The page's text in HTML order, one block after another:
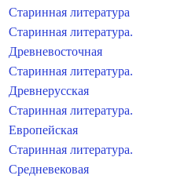
Старинная литература
Старинная литература.
Древневосточная
Старинная литература.
Древнерусская
Старинная литература.
Европейская
Старинная литература.
Средневековая